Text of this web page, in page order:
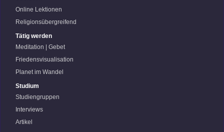
Online Lektionen
Religionsübergreifend
Tätig werden
Meditation | Gebet
Friedensvisualisation
Planet im Wandel
Studium
Studiengruppen
Interviews
Artikel